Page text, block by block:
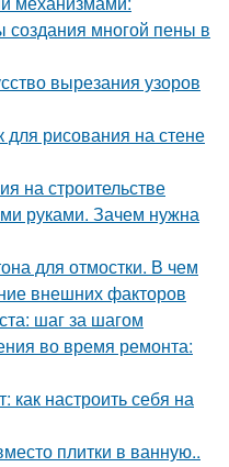
создания многой пены в
вырезания узоров
рисования на стене
на строительстве
руками. Зачем нужна
для отмостки. В чем
внешних факторов
шаг за шагом
во время ремонта:
настроить себя на
плитки в ванную..